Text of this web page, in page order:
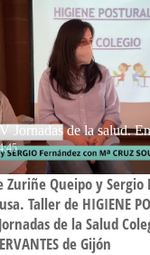
Zuriñe Queipo y Sergio
Taller de HIGIENE
de la Salud
de Gijón